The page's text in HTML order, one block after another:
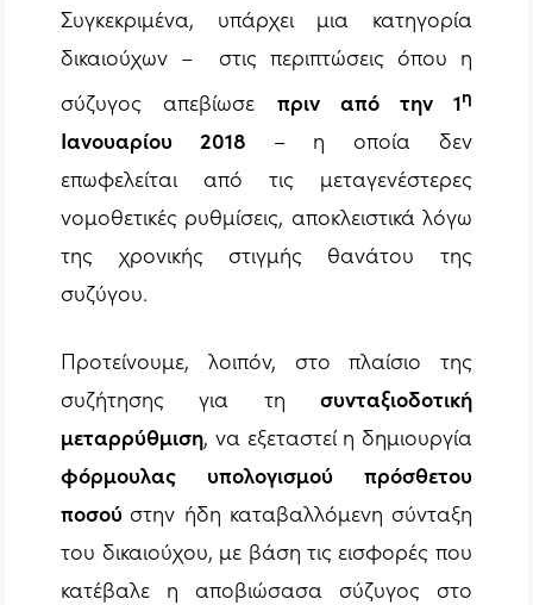
Συγκεκριμένα, υπάρχει μια κατηγορία
δικαιούχων – στις περιπτώσεις όπου η
σύζυγος απεβίωσε πριν από την 1η
Ιανουαρίου 2018 – η οποία δεν
επωφελείται από τις μεταγενέστερες
νομοθετικές ρυθμίσεις, αποκλειστικά λόγω
της χρονικής στιγμής θανάτου της
συζύγου.
Προτείνουμε, λοιπόν, στο πλαίσιο της
συζήτησης για τη συνταξιοδοτική
μεταρρύθμιση, να εξεταστεί η δημιουργία
φόρμουλας υπολογισμού πρόσθετου
ποσούστην ήδη καταβαλλόμενη σύνταξη
του δικαιούχου, με βάση τις εισφορές που
κατέβαλε η αποβιώσασα σύζυγος στο